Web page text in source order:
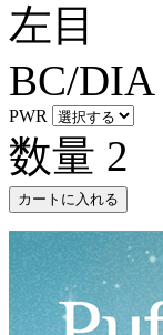
左目
BC/DIA
PWR
数量 2
カートに入れる